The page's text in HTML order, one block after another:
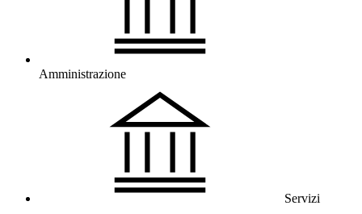
Amministrazione
Servizi